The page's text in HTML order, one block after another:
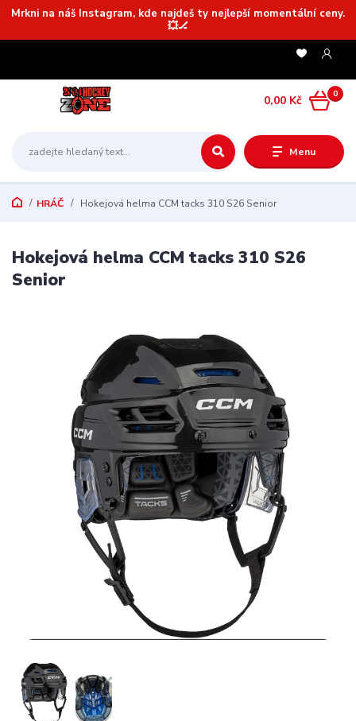
Mrkni na náš Instagram, kde najdeš ty nejlepší momentální ceny.
💥🏒
Menu
0
0,00 Kč
HRÁČ Hokejová helma CCM tacks 310 S26 Senior
Hokejová helma CCM tacks 310 S26
Senior